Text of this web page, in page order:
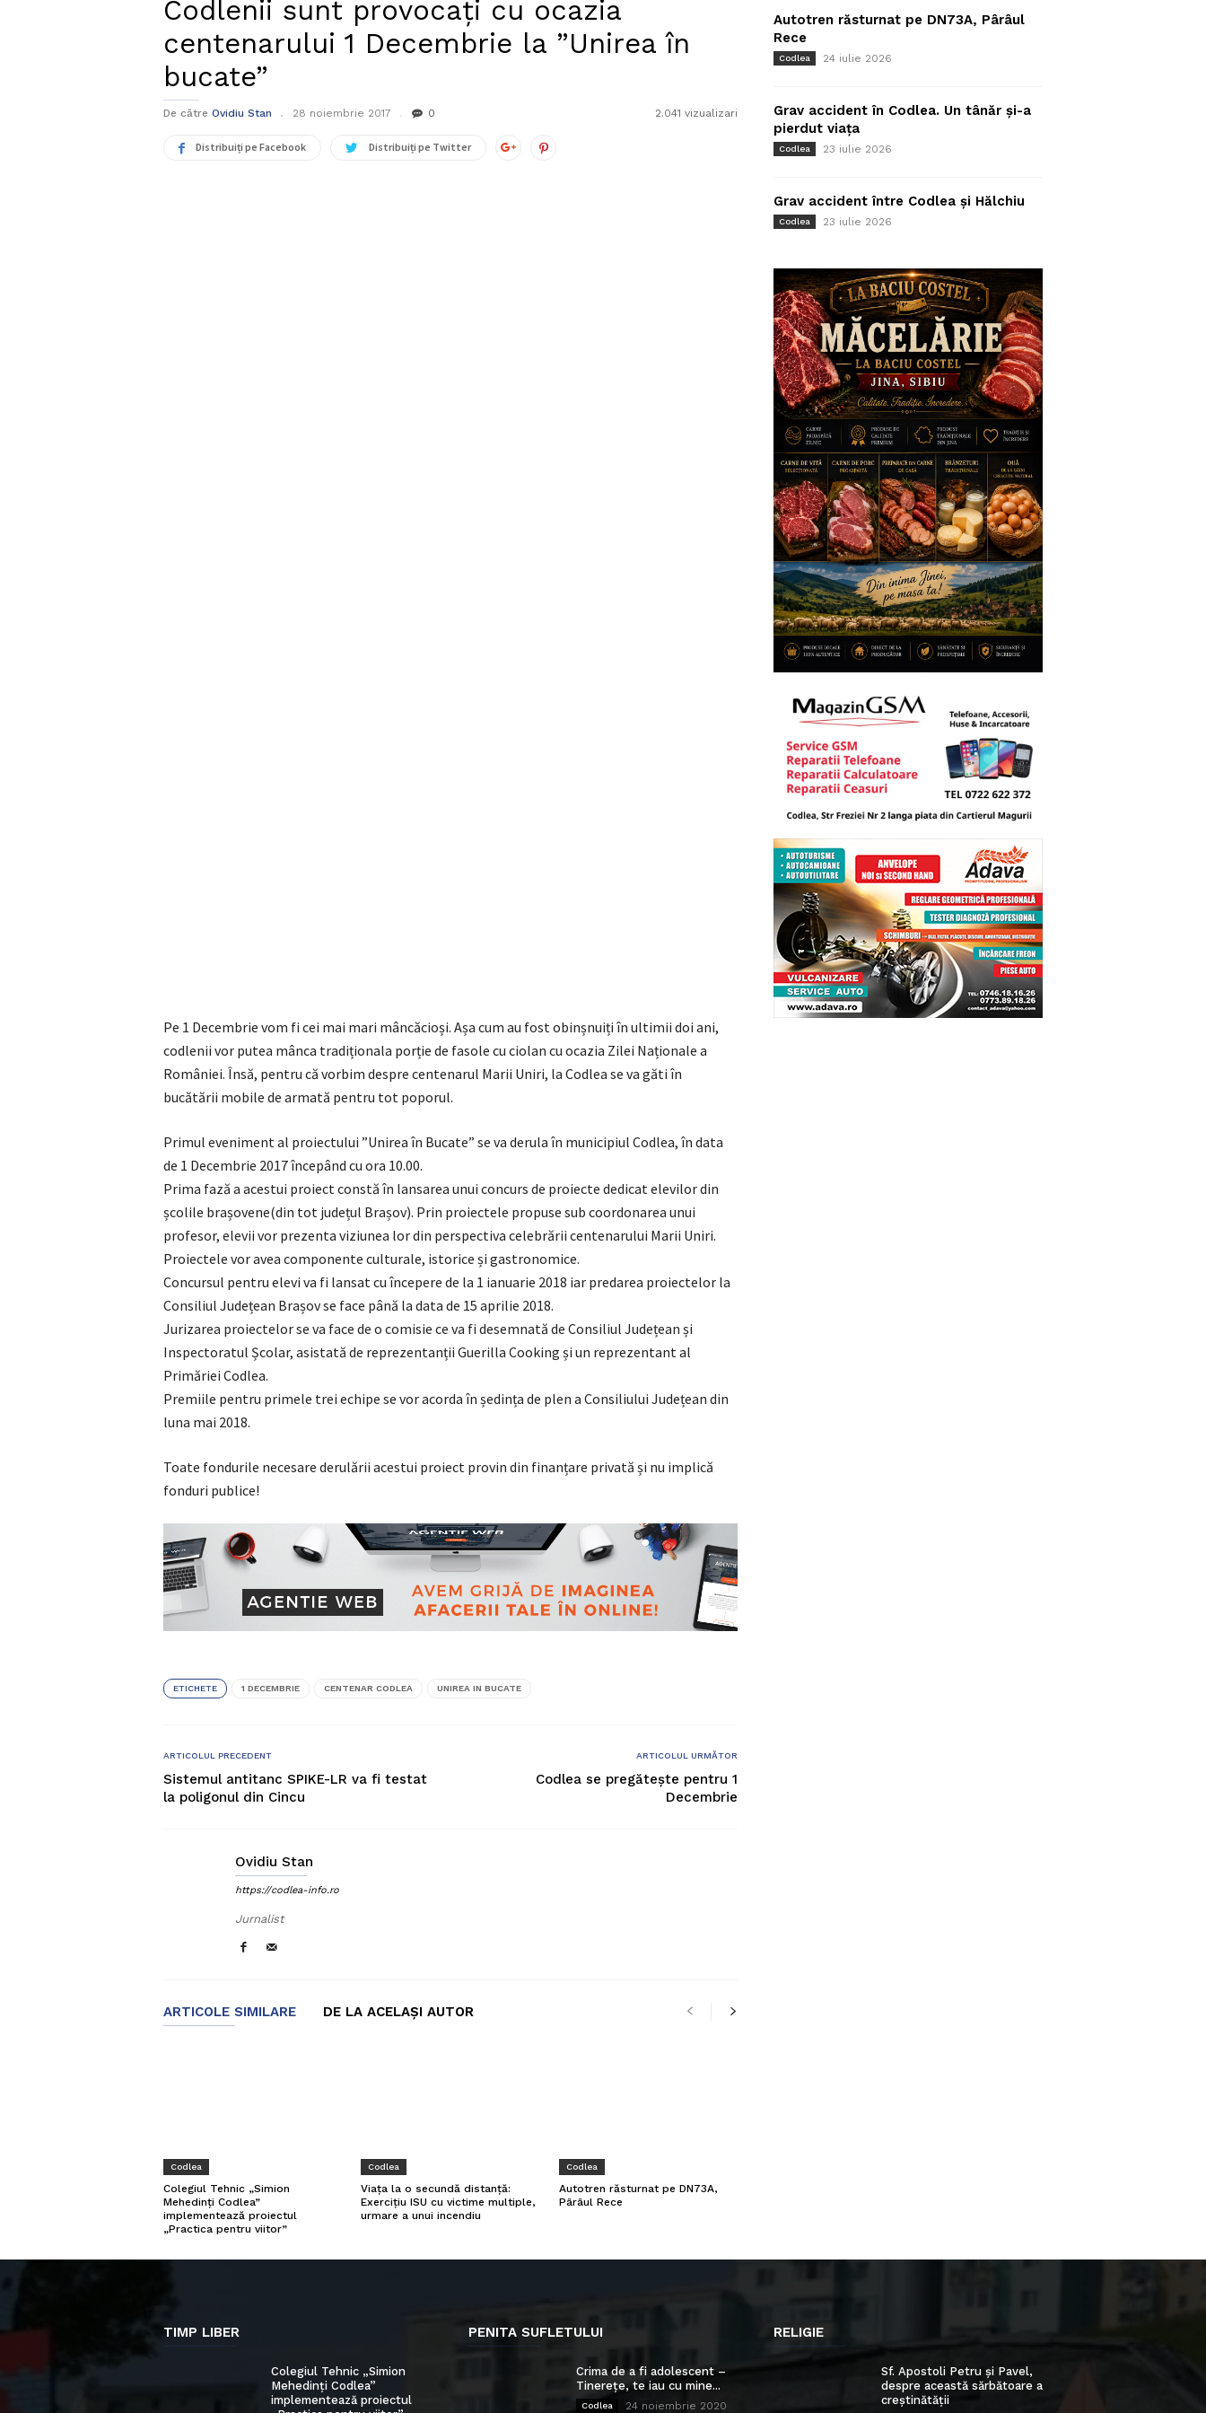
Codlenii sunt provocați cu ocazia
centenarului 1 Decembrie la ”Unirea în
bucate”
De către Ovidiu Stan 28 noiembrie 2017 0 2.041 vizualizari
Distribuiți pe Facebook Distribuiți pe Twitter
Pe 1 Decembrie vom fi cei mai mari mâncăcioși. Așa cum au fost obinșnuiți în ultimii doi ani,
codlenii vor putea mânca tradiționala porție de fasole cu ciolan cu ocazia Zilei Naționale a
României. Însă, pentru că vorbim despre centenarul Marii Uniri, la Codlea se va găti în
bucătării mobile de armată pentru tot poporul.
Primul eveniment al proiectului ”Unirea în Bucate” se va derula în municipiul Codlea, în data
de 1 Decembrie 2017 începând cu ora 10.00.
Prima fază a acestui proiect constă în lansarea unui concurs de proiecte dedicat elevilor din
școlile brașovene(din tot județul Brașov). Prin proiectele propuse sub coordonarea unui
profesor, elevii vor prezenta viziunea lor din perspectiva celebrării centenarului Marii Uniri.
Proiectele vor avea componente culturale, istorice și gastronomice.
Concursul pentru elevi va fi lansat cu începere de la 1 ianuarie 2018 iar predarea proiectelor la
Consiliul Județean Brașov se face până la data de 15 aprilie 2018.
Jurizarea proiectelor se va face de o comisie ce va fi desemnată de Consiliul Județean și
Inspectoratul Școlar, asistată de reprezentanții Guerilla Cooking și un reprezentant al
Primăriei Codlea.
Premiile pentru primele trei echipe se vor acorda în ședința de plen a Consiliului Județean din
luna mai 2018.
Toate fondurile necesare derulării acestui proiect provin din finanțare privată și nu implică
fonduri publice!
ETICHETE 1 DECEMBRIE CENTENAR CODLEA UNIREA IN BUCATE
ARTICOLUL PRECEDENT
Sistemul antitanc SPIKE-LR va fi testat
la poligonul din Cincu
ARTICOLUL URMĂTOR
Codlea se pregătește pentru 1
Decembrie
Ovidiu Stan
https://codlea-info.ro
Jurnalist
ARTICOLE SIMILARE DE LA ACELAȘI AUTOR
Codlea
Colegiul Tehnic „Simion
Mehedinți Codlea”
implementează proiectul
„Practica pentru viitor”
Codlea
Viața la o secundă distanță:
Exercițiu ISU cu victime multiple,
urmare a unui incendiu
Codlea
Autotren răsturnat pe DN73A,
Pârâul Rece
Autotren răsturnat pe DN73A, Pârâul
Rece
Codlea 24 iulie 2026
Grav accident în Codlea. Un tânăr și-a
pierdut viața
Codlea 23 iulie 2026
Grav accident între Codlea și Hălchiu
Codlea 23 iulie 2026
TIMP LIBER
Colegiul Tehnic „Simion
Mehedinți Codlea”
implementează proiectul
PENITA SUFLETULUI
Crima de a fi adolescent –
Tinerețe, te iau cu mine...
Codlea 24 noiembrie 2020
RELIGIE
Sf. Apostoli Petru și Pavel,
despre această sărbătoare a
creștinătății